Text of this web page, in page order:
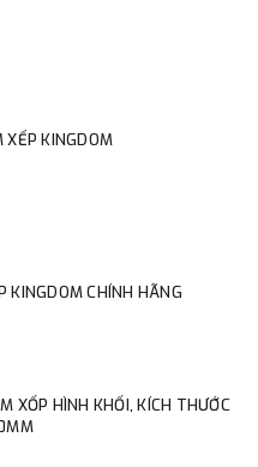
KINGDOM
KINGDOM CHÍNH HÃNG
XỐP HÌNH KHỐI, KÍCH THƯỚC